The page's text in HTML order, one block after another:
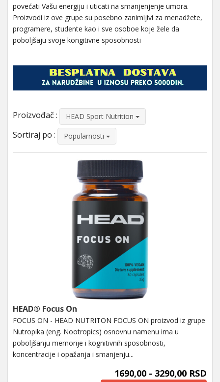
povećati Vašu energiju i uticati na smanjenjenje umora.
Proizvodi iz ove grupe su posebno zanimljivi za menadžete,
programere, studente kao i sve osoboe koje žele da
poboljšaju svoje kongitivne sposobnosti
Proizvođač : HEAD Sport Nutrition
Sortiraj po : Popularnosti
HEAD® Focus On
FOCUS ON - HEAD NUTRITON FOCUS ON proizvod iz grupe
Nutropika (eng. Nootropics) osnovnu namenu ima u
poboljšanju memorije i kognitivnih sposobnosti,
koncentracije i opažanja i smanjenju...
1690,00 - 3290,00 RSD